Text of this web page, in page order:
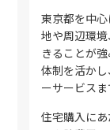
東京都を中
地や周辺環
きることが
体制を活か
ーサービスま
住宅購入に